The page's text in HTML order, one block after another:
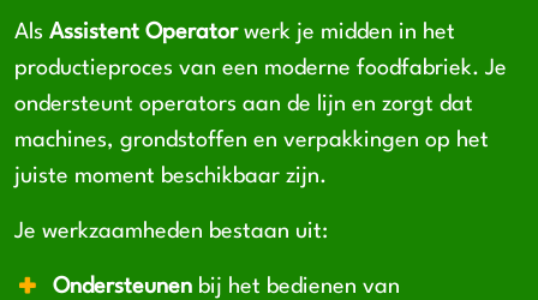
Als Assistent Operatorwerk je midden in het
productieproces van een moderne foodfabriek. Je
ondersteunt operators aan de lijn en zorgt dat
machines, grondstoffen en verpakkingen op het
juiste moment beschikbaar zijn.
Je werkzaamheden bestaan uit:
Ondersteunen bij het bedienen van